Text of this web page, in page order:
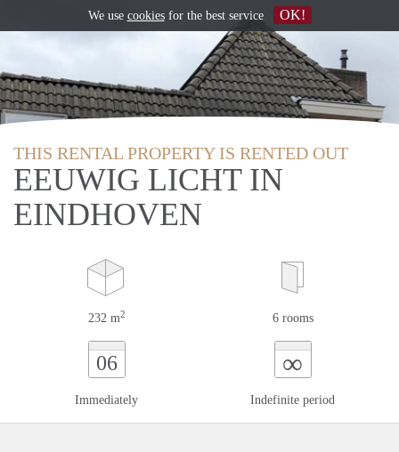
THIS RENTAL PROPERTY IS RENTED OUT
EEUWIG LICHT IN
EINDHOVEN
232 m2 6 rooms
06
Immediately
∞
Indefinite period
We use cookiesfor the best service OK!